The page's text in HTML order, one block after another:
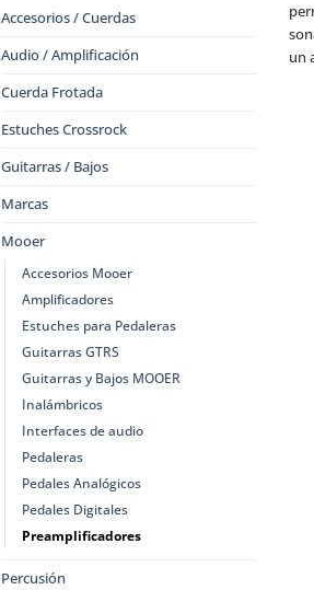
Accesorios / Cuerdas
Audio / Amplificación
Cuerda Frotada
Estuches Crossrock
Guitarras / Bajos
Marcas
Mooer
Accesorios Mooer
Amplificadores
Estuches para Pedaleras
Guitarras GTRS
Guitarras y Bajos MOOER
Inalámbricos
Interfaces de audio
Pedaleras
Pedales Analógicos
Pedales Digitales
Preamplificadores
Percusión
un